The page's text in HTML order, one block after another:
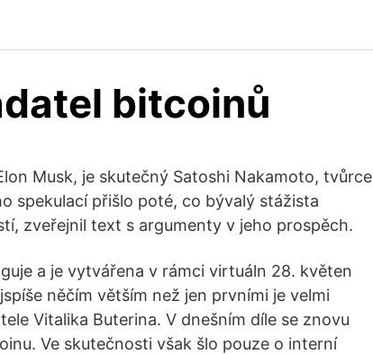
bitcoinů
Musk, je skutečný Satoshi Nakamoto, tvůrce
spekulací přišlo poté, co bývalý stážista
zveřejnil text s argumenty v jeho prospěch.
a je vytvářena v rámci virtuáln 28. květen
něčím větším než jen prvními je velmi
Vitalika Buterina. V dnešním díle se znovu
Ve skutečnosti však šlo pouze o interní